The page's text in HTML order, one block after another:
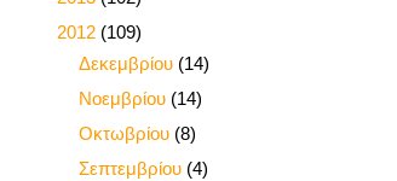
2012 (109)
Δεκεμβρίου (14)
Νοεμβρίου (14)
Οκτωβρίου (8)
Σεπτεμβρίου (4)